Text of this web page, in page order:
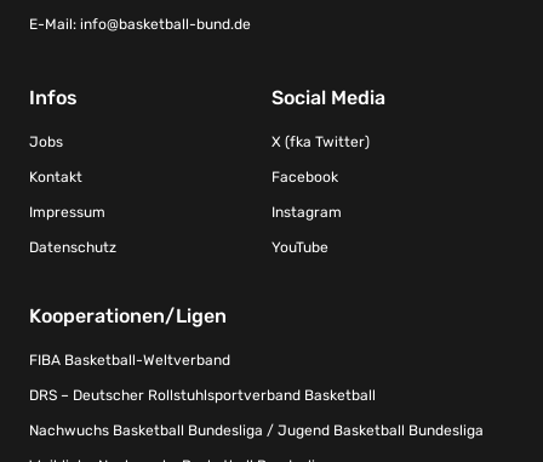
E-Mail: info@basketball-bund.de
Infos
Jobs
Kontakt
Impressum
Datenschutz
Social Media
X (fka Twitter)
Facebook
Instagram
YouTube
Kooperationen/Ligen
FIBA Basketball-Weltverband
DRS – Deutscher Rollstuhlsportverband Basketball
Nachwuchs Basketball Bundesliga / Jugend Basketball Bundesliga